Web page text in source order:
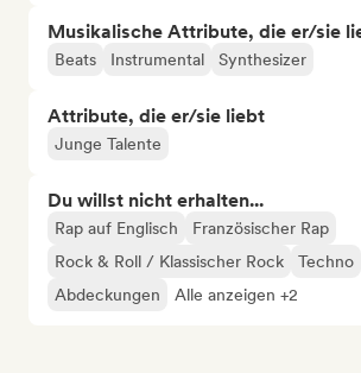
Musikalische Attribute, die er/sie
Beats Instrumental Synthesizer
Attribute, die er/sie liebt
Junge Talente
Du willst nicht erhalten...
Rap auf Englisch
Französischer Rap
Rock & Roll / Klassischer Rock
Techno
Abdeckungen
Alle anzeigen +2